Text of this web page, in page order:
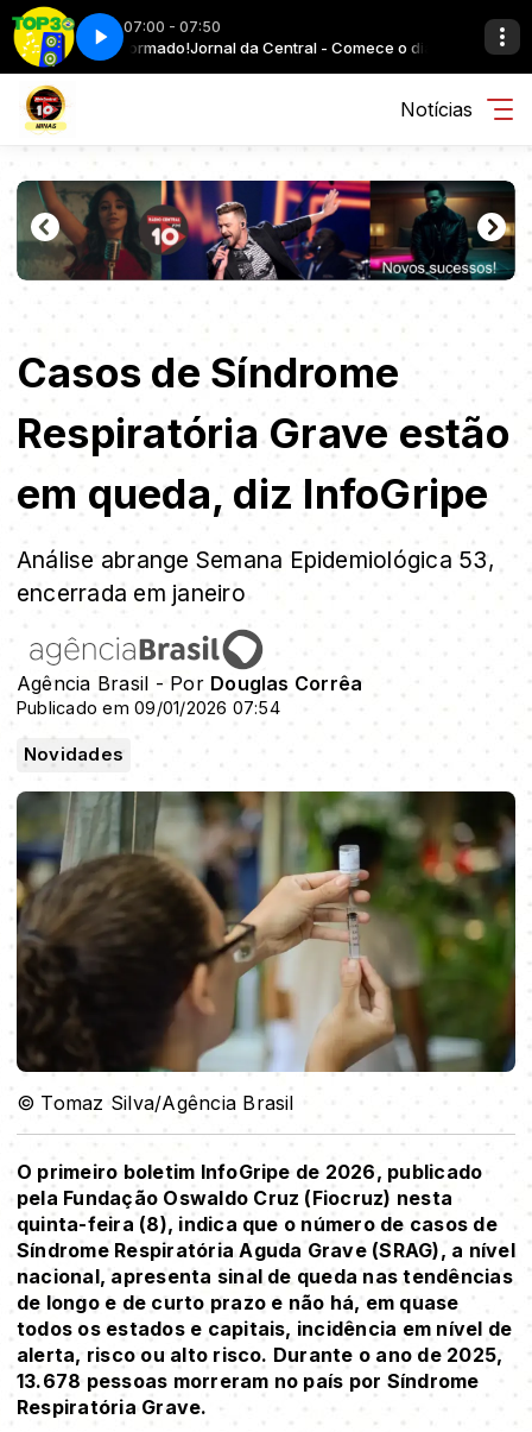
07:00 - 07:50
bem informado!Jornal da Central - Comece o dia bem informado!
Top 30 Brasil - Parte 1
Notícias
Casos de Síndrome
Respiratória Grave estão
em queda, diz InfoGripe
Análise abrange Semana Epidemiológica 53,
encerrada em janeiro
Agência Brasil - Por Douglas Corrêa
Publicado em 09/01/2026 07:54
Novidades
© Tomaz Silva/Agência Brasil
O primeiro boletim InfoGripe de 2026, publicado
pela Fundação Oswaldo Cruz (Fiocruz) nesta
quinta-feira (8), indica que o número de casos de
Síndrome Respiratória Aguda Grave (SRAG), a nível
nacional, apresenta sinal de queda nas tendências
de longo e de curto prazo e não há, em quase
todos os estados e capitais, incidência em nível de
alerta, risco ou alto risco. Durante o ano de 2025,
13.678 pessoas morreram no país por Síndrome
Respiratória Grave.